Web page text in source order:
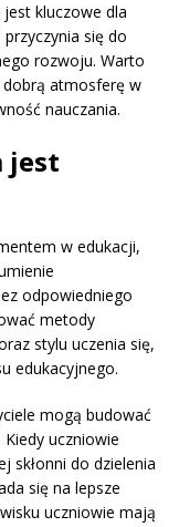
kluczowe dla
się do
rozwoju. Warto
atmosferę w
nauczania.
jest
w edukacji,
odpowiedniego
metody
stylu uczenia się,
edukacyjnego.
mogą budować
Kiedy uczniowie
skłonni do dzielenia
się na lepsze
uczniowie mają